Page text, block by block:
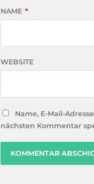
NAME *
WEBSITE
Name, E-Mail-
nächsten Kommentar